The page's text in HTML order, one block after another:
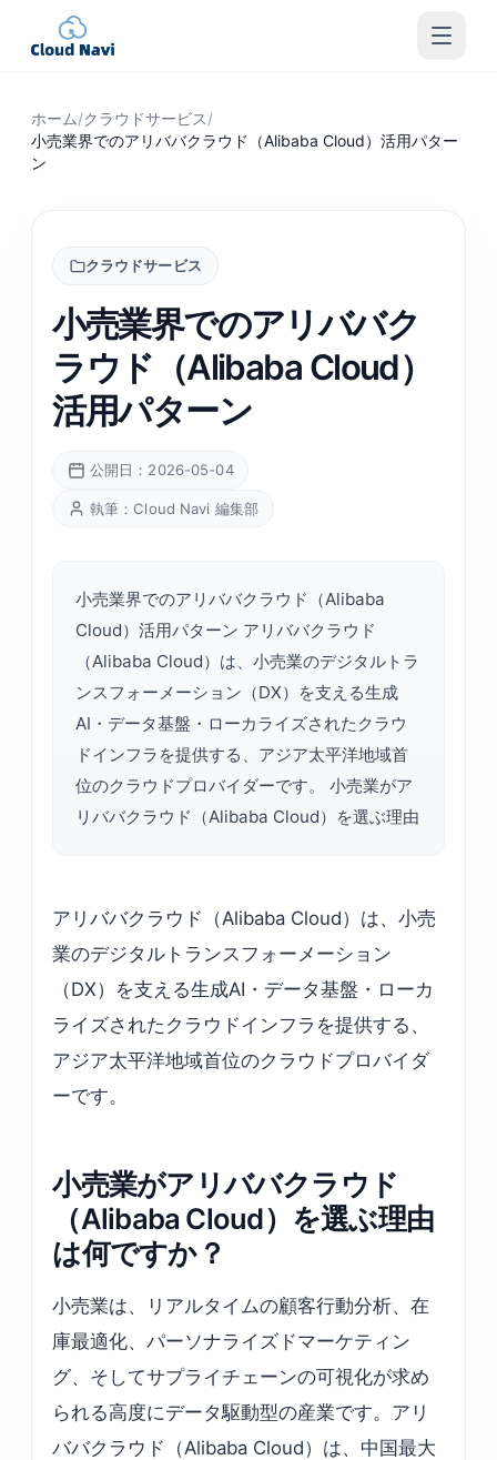
ホーム/クラウドサービス/
小売業界でのアリババクラウド（Alibaba Cloud）活用パター
ン
クラウドサービス
小売業界でのアリババク
ラウド（Alibaba Cloud）
活用パターン
公開日：2026-05-04
執筆：Cloud Navi 編集部
小売業界でのアリババクラウド（Alibaba
Cloud）活用パターン アリババクラウド
（Alibaba Cloud）は、小売業のデジタルトラ
ンスフォーメーション（DX）を支える生成
AI・データ基盤・ローカライズされたクラウ
ドインフラを提供する、アジア太平洋地域首
位のクラウドプロバイダーです。 小売業がア
リババクラウド（Alibaba Cloud）を選ぶ理由
アリババクラウド（Alibaba Cloud）は、小売
業のデジタルトランスフォーメーション
（DX）を支える生成AI・データ基盤・ローカ
ライズされたクラウドインフラを提供する、
アジア太平洋地域首位のクラウドプロバイダ
ーです。
小売業がアリババクラウド
（Alibaba Cloud）を選ぶ理由
は何ですか？
小売業は、リアルタイムの顧客行動分析、在
庫最適化、パーソナライズドマーケティン
グ、そしてサプライチェーンの可視化が求め
られる高度にデータ駆動型の産業です。アリ
ババクラウド（Alibaba Cloud）は、中国最大